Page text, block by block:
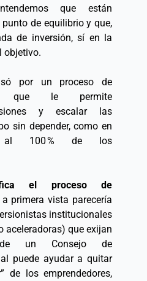
que están
de equilibrio y que,
de inversión, sí en la
objetivo.
por un proceso de
que le permite
y escalar las
sin depender, como en
al 100 % de los
el proceso de
a primera vista parecería
institucionales
aceleradoras) que exijan
un Consejo de
puede ayudar a quitar
de los emprendedores,